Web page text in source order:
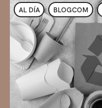
AL DÍA BLOGCOM